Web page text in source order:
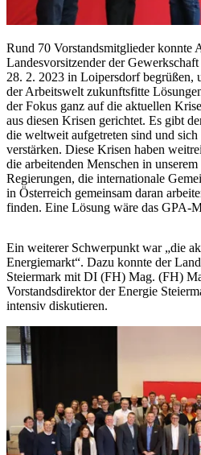
Rund 70 Vorstandsmitglieder konnte
Landesvorsitzender der
28. 2. 2023 in Loipersdorf begrüßen,
der Arbeitswelt zukunftsfitte
der Fokus ganz auf die aktuellen
aus diesen Krisen gerichtet. Es gibt
die weltweit aufgetreten sind und
verstärken. Diese Krisen haben
die arbeitenden Menschen in
Regierungen, die internationale
in Österreich gemeinsam daran
finden. Eine Lösung wäre das GPA-
Ein weiterer Schwerpunkt war „die
Energiemarkt“. Dazu konnte der
Steiermark mit DI (FH) Mag. (FH)
Vorstandsdirektor der Energie
intensiv diskutieren.